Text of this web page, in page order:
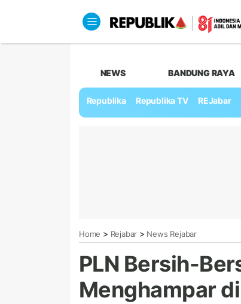
NEWS BANDUNG RAYA
Republika Republika TV REJabar
Home > Rejabar > News Rejabar
PLN Bersih-
Menghampar